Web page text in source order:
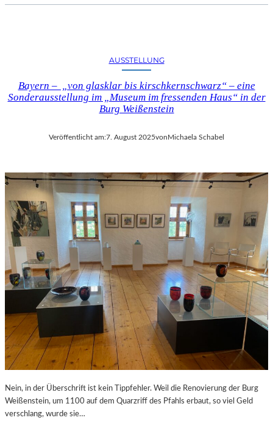
AUSSTELLUNG
Bayern – „von glasklar bis kirschkernschwarz“ – eine
Sonderausstellung im „Museum im fressenden Haus“ in der
Burg Weißenstein
Veröffentlicht am:7. August 2025vonMichaela Schabel
Nein, in der Überschrift ist kein Tippfehler. Weil die Renovierung der Burg
Weißenstein, um 1100 auf dem Quarzriff des Pfahls erbaut, so viel Geld
verschlang, wurde sie…